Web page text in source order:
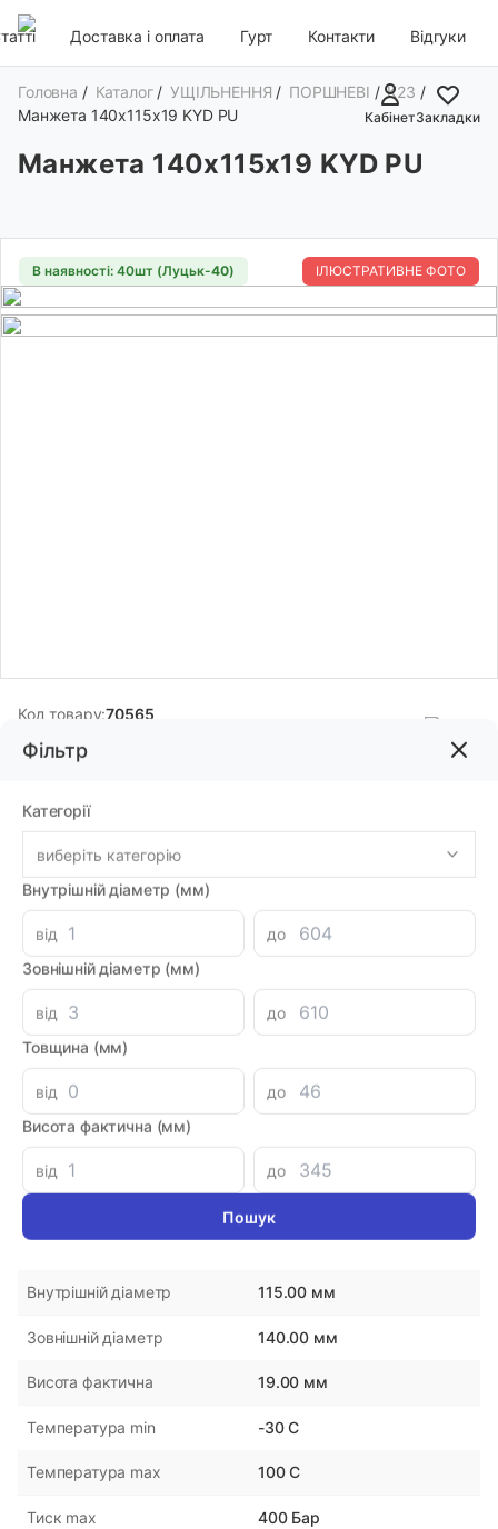
Доставка і оплата Гурт Контакти Відгуки
КабінетЗакладки
Фільтр
Категорії
виберіть категорію
Внутрішній діаметр (мм)
від
до
Зовнішній діаметр (мм)
від
до
Товщина (мм)
від
до
Висота фактична (мм)
від до
Головна / Каталог /УЩІЛЬНЕННЯ / ПОРШНЕВІ /K23 /
Манжета 140х115х19 KYD PU
Манжета 140х115х19 KYD PU
В наявності: 40шт (Луцьк-40) ІЛЮСТРАТИВНЕ ФОТО
Код товару:70565
Бренд:NOK
670.26грн
В корзину
Каталог
Знайшли дешевше?
614.41 при замовленні на загальну сумму 1000 грн.
Внутрішній діаметр 115.00 мм
Зовнішній діаметр 140.00 мм
Висота фактична 19.00 мм
Температура min -30 С
Температура max 100 С
Тиск max 400 Бар